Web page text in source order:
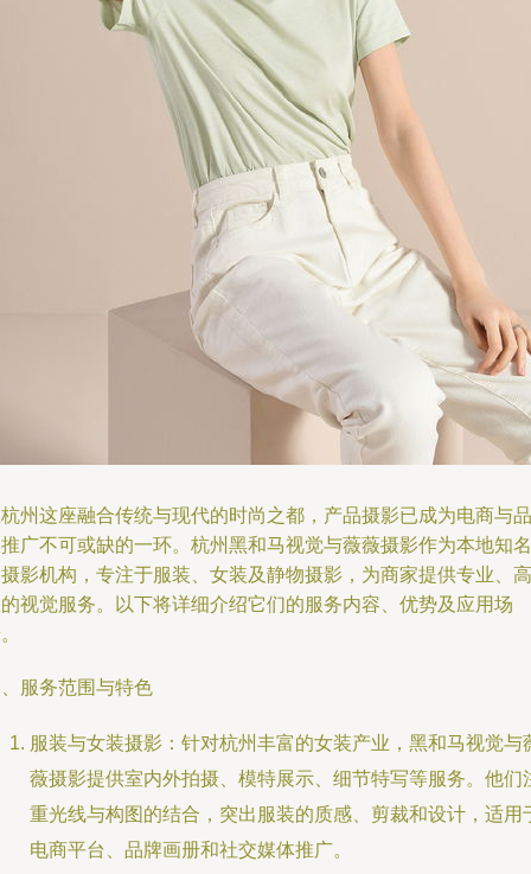
州这座融合传统与现代的时尚之都，产品摄影已成为电商与品
广不可或缺的一环。杭州黑和马视觉与薇薇摄影作为本地知名
影机构，专注于服装、女装及静物摄影，为商家提供专业、高
视觉服务。以下将详细介绍它们的服务内容、优势及应用场
服务范围与特色
服装与女装摄影：针对杭州丰富的女装产业，黑和马视觉与
薇摄影提供室内外拍摄、模特展示、细节特写等服务。他们
重光线与构图的结合，突出服装的质感、剪裁和设计，适用
电商平台、品牌画册和社交媒体推广。